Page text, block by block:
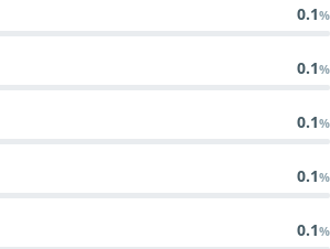
0.1
0.1
0.1
0.1
0.1